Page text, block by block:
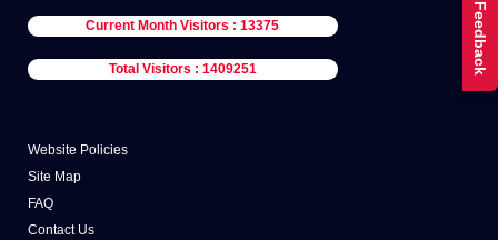
Current Month Visitors : 13375
Total Visitors : 1409251
Website Policies
Site Map
FAQ
Contact Us
Feedback